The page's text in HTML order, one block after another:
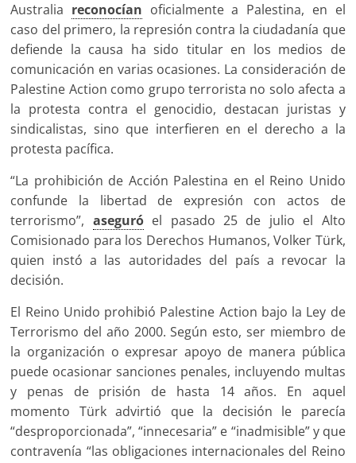
Australia reconocían oficialmente a Palestina, en el
caso del primero, la represión contra la ciudadanía que
defiende la causa ha sido titular en los medios de
comunicación en varias ocasiones. La consideración de
Palestine Action como grupo terrorista no solo afecta a
la protesta contra el genocidio, destacan juristas y
sindicalistas, sino que interfieren en el derecho a la
protesta pacífica.
“La prohibición de Acción Palestina en el Reino Unido
confunde la libertad de expresión con actos de
terrorismo”, aseguróel pasado 25 de julio el Alto
Comisionado para los Derechos Humanos, Volker Türk,
quien instó a las autoridades del país a revocar la
decisión.
El Reino Unido prohibió Palestine Action bajo la Ley de
Terrorismo del año 2000. Según esto, ser miembro de
la organización o expresar apoyo de manera pública
puede ocasionar sanciones penales, incluyendo multas
y penas de prisión de hasta 14 años. En aquel
momento Türk advirtió que la decisión le parecía
“desproporcionada”, “innecesaria” e “inadmisible” y que
contravenía “las obligaciones internacionales del Reino